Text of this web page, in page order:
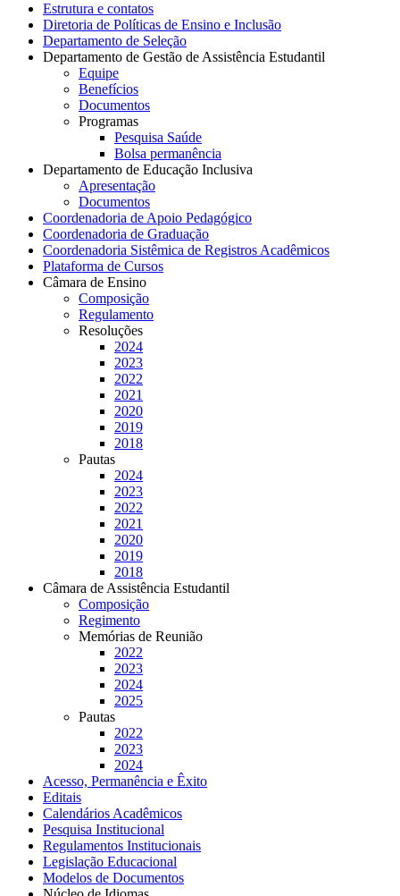
Estrutura e contatos
Diretoria de Políticas de Ensino e Inclusão
Departamento de Seleção
Departamento de Gestão de Assistência Estudantil
Equipe
Benefícios
Documentos
Programas
Pesquisa Saúde
Bolsa permanência
Departamento de Educação Inclusiva
Apresentação
Documentos
Coordenadoria de Apoio Pedagógico
Coordenadoria de Graduação
Coordenadoria Sistêmica de Registros Acadêmicos
Plataforma de Cursos
Câmara de Ensino
Composição
Regulamento
Resoluções
2024
2023
2022
2021
2020
2019
2018
Pautas
2024
2023
2022
2021
2020
2019
2018
Câmara de Assistência Estudantil
Composição
Regimento
Memórias de Reunião
2022
2023
2024
2025
Pautas
2022
2023
2024
Acesso, Permanência e Êxito
Editais
Calendários Acadêmicos
Pesquisa Institucional
Regulamentos Institucionais
Legislação Educacional
Modelos de Documentos